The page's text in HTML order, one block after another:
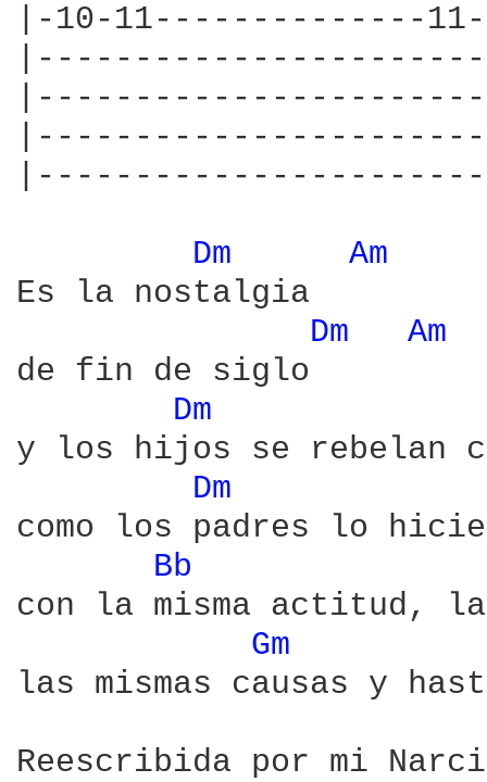
|-10-11--------------
Dm
Am
Es la nostalgia
Dm
Am
de fin de siglo
Dm
y los hijos se rebelan
Dm
como los padres lo
Bb
con la misma actitud,
Gm
las mismas causas y
Reescribida por mi